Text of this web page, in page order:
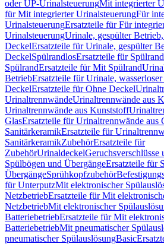
oder UP-UrinalsteuerungMit integrierter
für Mit integrierter UrinalsteuerungFür
UrinalsteuerungErsatzteile für Für
UrinalsteuerungUrinale, gespülter
DeckelErsatzteile für Urinale, gespülter
DeckelSpülrandlosErsatzteile für
SpülrandErsatzteile für Mit Spülrand
BetriebErsatzteile für Urinale,
DeckelErsatzteile für Ohne Deckel
UrinaltrennwändeUrinaltrennwände aus
Urinaltrennwände aus Kunststoff
GlasErsatzteile für Urinaltrennwände aus
SanitärkeramikErsatzteile für
SanitärkeramikZubehörErsatzteile für
ZubehörUrinaldeckelGeruchsverschlüsse
Spülbögen und ÜbergängeErsatzteile für
ÜbergängeSprühkopfzubehör
für UnterputzMit elektronischer
NetzbetriebErsatzteile für Mit
NetzbetriebMit elektronischer
BatteriebetriebErsatzteile für Mit
BatteriebetriebMit pneumatischer
pneumatischer SpülauslösungBasic